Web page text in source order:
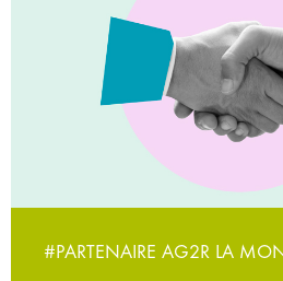
#PARTENAIRE AG2R LA